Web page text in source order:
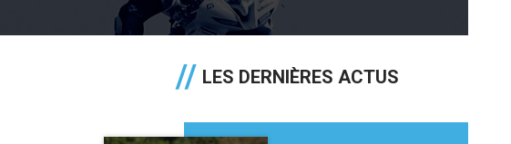
LES DERNIÈRES ACTUS